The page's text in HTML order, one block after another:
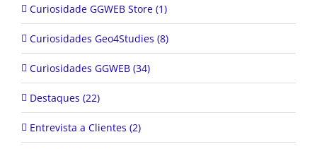
Curiosidade GGWEB Store (1)
Curiosidades Geo4Studies (8)
Curiosidades GGWEB (34)
Destaques (22)
Entrevista a Clientes (2)